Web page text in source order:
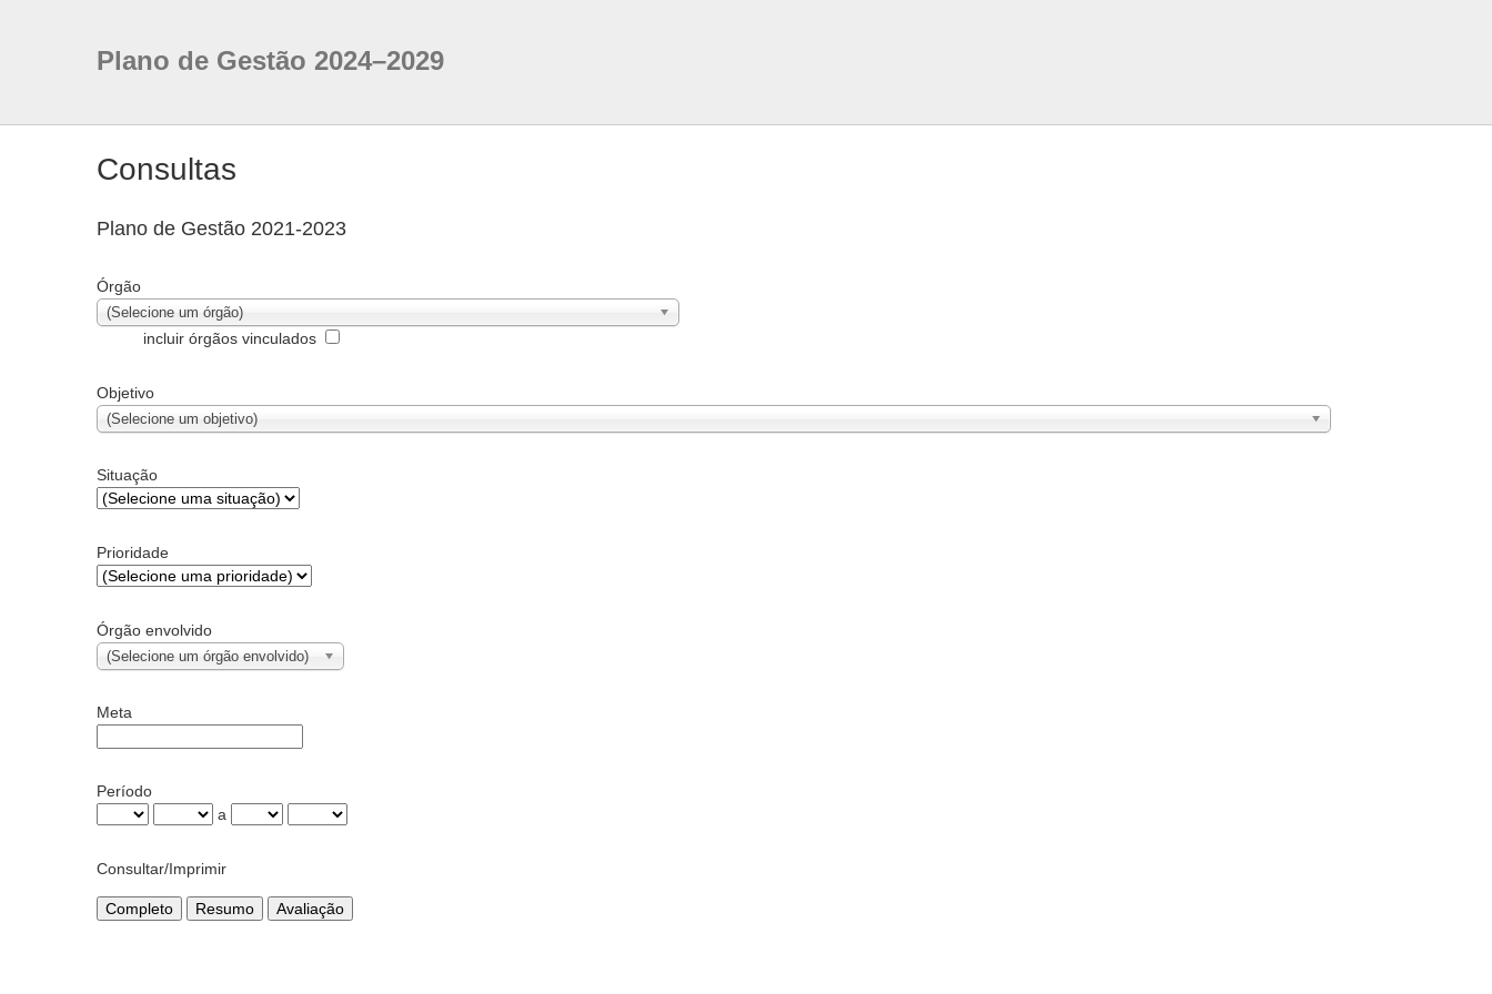
Plano de Gestão 2024–2029
Consultas
Plano de Gestão 2021-2023
Órgão
(Selecione um órgão)
incluir órgãos vinculados
Objetivo
(Selecione um objetivo)
Situação
Prioridade
Órgão envolvido
(Selecione um órgão envolvido)
Meta
Período
a
Consultar/Imprimir